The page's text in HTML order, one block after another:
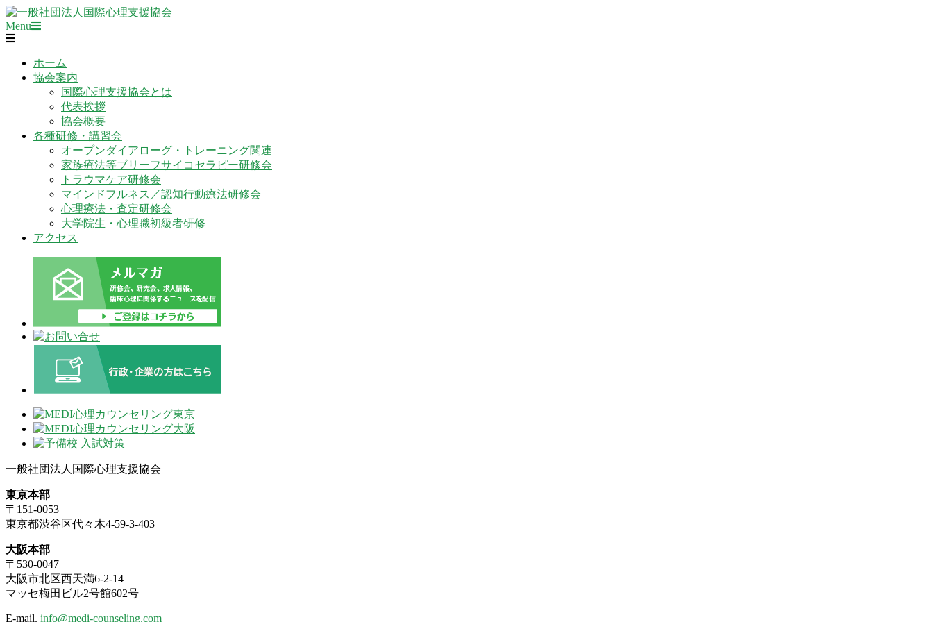
Skip
to
content
一
般
Primary
Navigation
Menu
ホーム
協会案内
国際心理支援協会とは
代表挨拶
協会概要
各種研修・講習会
オープンダイアローグ・トレーニング関連
家族療法等ブリーフサイコセラピー研修会
トラウマケア研修会
マインドフルネス／認知行動療法研修会
心理療法・査定研修会
大学院生・心理職初級者研修
アクセス
一般社団法人国際心理支援協会
東京本部
〒151-0053
東京都渋谷区代々木4-59-3-403
大阪本部
〒530-0047
大阪市北区西天満6-2-14
マッセ梅田ビル2号館602号
E-mail. info@medi-counseling.com